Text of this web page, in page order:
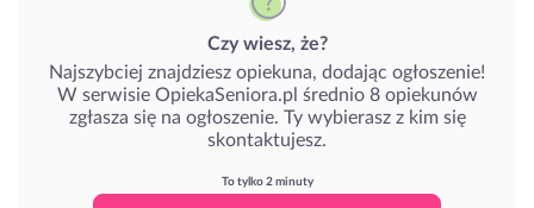
Czy wiesz, że?
Najszybciej znajdziesz opiekuna, dodając ogłoszenie!
W serwisie OpiekaSeniora.pl średnio 8 opiekunów
zgłasza się na ogłoszenie. Ty wybierasz z kim się
skontaktujesz.
To tylko 2 minuty